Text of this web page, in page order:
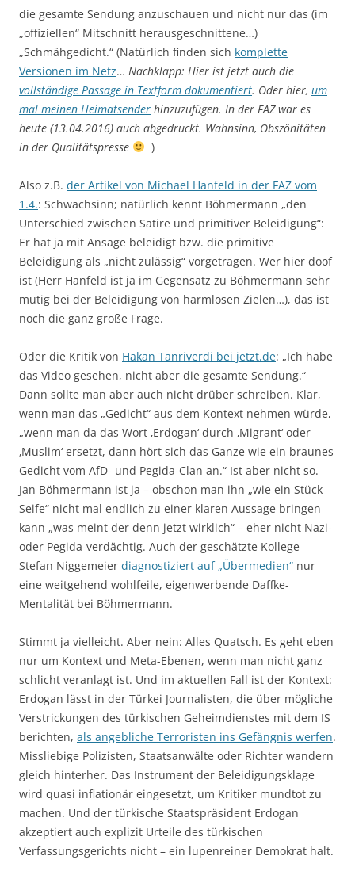
die gesamte Sendung anzuschauen und nicht nur das (im
„offiziellen“ Mitschnitt herausgeschnittene…)
„Schmähgedicht.“ (Natürlich finden sich komplette
Versionen im Netz… Nachklapp: Hier ist jetzt auch die
vollständige Passage in Textform dokumentiert. Oder hier, um
mal meinen Heimatsender hinzuzufügen. In der FAZ war es
heute (13.04.2016) auch abgedruckt. Wahnsinn, Obszönitäten
in der Qualitätspresse
)
Also z.B. der Artikel von Michael Hanfeld in der FAZ vom
1.4.: Schwachsinn; natürlich kennt Böhmermann „den
Unterschied zwischen Satire und primitiver Beleidigung“:
Er hat ja mit Ansage beleidigt bzw. die primitive
Beleidigung als „nicht zulässig“ vorgetragen. Wer hier doof
ist (Herr Hanfeld ist ja im Gegensatz zu Böhmermann sehr
mutig bei der Beleidigung von harmlosen Zielen…), das ist
noch die ganz große Frage.
Oder die Kritik von Hakan Tanriverdi bei jetzt.de: „Ich habe
das Video gesehen, nicht aber die gesamte Sendung.“
Dann sollte man aber auch nicht drüber schreiben. Klar,
wenn man das „Gedicht“ aus dem Kontext nehmen würde,
„wenn man da das Wort ‚Erdogan‘ durch ‚Migrant‘ oder
‚Muslim‘ ersetzt, dann hört sich das Ganze wie ein braunes
Gedicht vom AfD- und Pegida-Clan an.“ Ist aber nicht so.
Jan Böhmermann ist ja – obschon man ihn „wie ein Stück
Seife“ nicht mal endlich zu einer klaren Aussage bringen
kann „was meint der denn jetzt wirklich“ – eher nicht Nazi-
oder Pegida-verdächtig. Auch der geschätzte Kollege
Stefan Niggemeier diagnostiziert auf „Übermedien“ nur
eine weitgehend wohlfeile, eigenwerbende Daffke-
Mentalität bei Böhmermann.
Stimmt ja vielleicht. Aber nein: Alles Quatsch. Es geht eben
nur um Kontext und Meta-Ebenen, wenn man nicht ganz
schlicht veranlagt ist. Und im aktuellen Fall ist der Kontext:
Erdogan lässt in der Türkei Journalisten, die über mögliche
Verstrickungen des türkischen Geheimdienstes mit dem IS
berichten, als angebliche Terroristen ins Gefängnis werfen.
Missliebige Polizisten, Staatsanwälte oder Richter wandern
gleich hinterher. Das Instrument der Beleidigungsklage
wird quasi inflationär eingesetzt, um Kritiker mundtot zu
machen. Und der türkische Staatspräsident Erdogan
akzeptiert auch explizit Urteile des türkischen
Verfassungsgerichts nicht – ein lupenreiner Demokrat halt.